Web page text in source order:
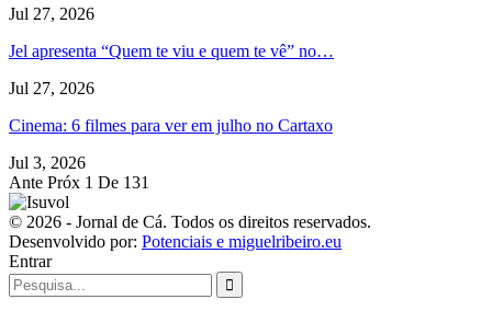
Jul 27, 2026
Jel apresenta “Quem te viu e quem te vê” no…
Jul 27, 2026
Cinema: 6 filmes para ver em julho no Cartaxo
Jul 3, 2026
Ante Próx 1 De 131
© 2026 - Jornal de Cá. Todos os direitos reservados.
Desenvolvido por: Potenciais e miguelribeiro.eu
Entrar